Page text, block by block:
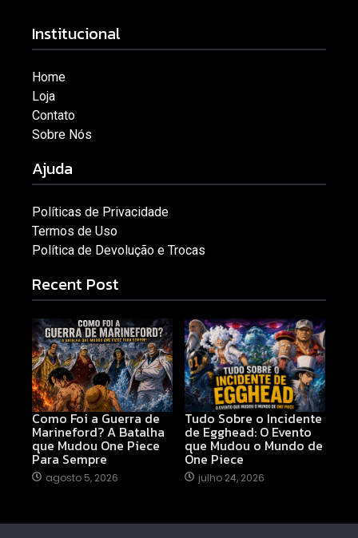
Institucional
Home
Loja
Contato
Sobre Nós
Ajuda
Políticas de Privacidade
Termos de Uso
Política de Devolução e Trocas
Recent Post
Como Foi a Guerra de
Marineford? A Batalha
que Mudou One Piece
Para Sempre
agosto 5, 2026
Tudo Sobre o Incidente
de Egghead: O Evento
que Mudou o Mundo de
One Piece
julho 24, 2026